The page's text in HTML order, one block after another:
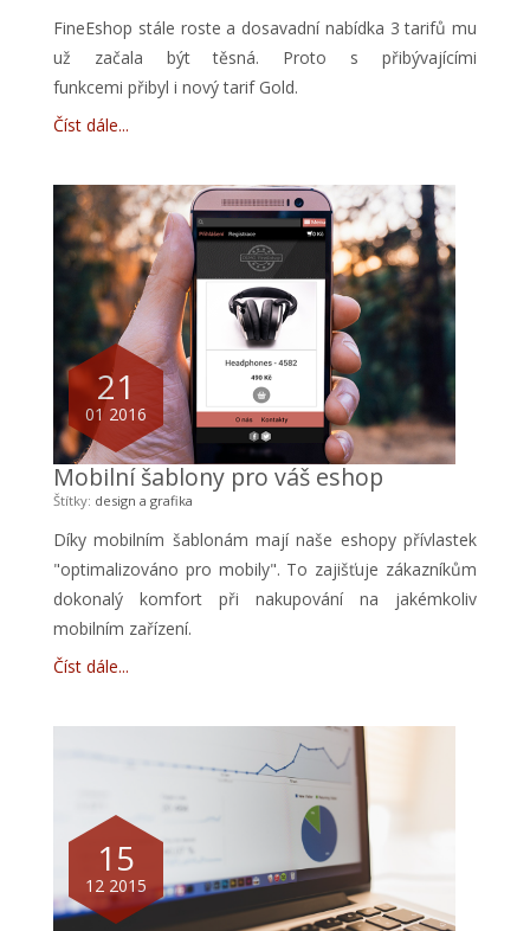
FineEshop stále roste a dosavadní nabídka 3 tarifů mu
už začala být těsná. Proto s přibývajícími
funkcemi přibyl i nový tarif Gold.
Číst dále
21
01 2016
Mobilní šablony pro váš eshop
Štítky: design a grafika
Díky mobilním šablonám mají naše eshopy přívlastek
"optimalizováno pro mobily". To zajišťuje zákazníkům
dokonalý komfort při nakupování na jakémkoliv
mobilním zařízení.
Číst dále
15
12 2015